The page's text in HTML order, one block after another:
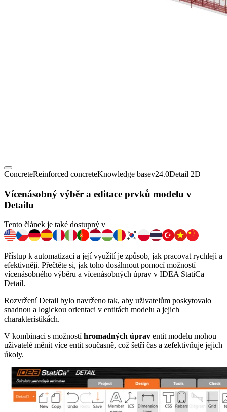
ConcreteReinforced concreteKnowledge basev24.0Detail 2D
Vícenásobný výběr a editace prvků modelu v
Detailu
Tento článek je také dostupný v
Přístup k automatizaci a její využití je způsob, jak pracovat rychleji a
efektivněji. Přečtěte si, jak toho dosáhnout pomocí možností
vícenásobného výběru a vícenásobných úprav v IDEA StatiCa
Detail.
Rozvržení Detail bylo navrženo tak, aby uživatelům poskytovalo
snadnou a logickou orientaci v entitách modelu a jejich
charakteristikách.
V kombinaci s možnostíhromadných úprav entit modelu mohou
uživatelé měnit více entit současně, což šetří čas a zefektivňuje jejich
úkoly.